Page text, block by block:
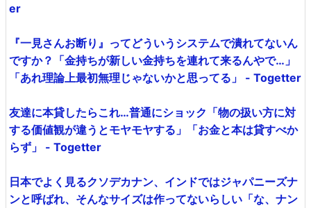
er
『一見さんお断り』ってどういうシステムで潰れてないん
ですか？「金持ちが新しい金持ちを連れて来るんやで…」
「あれ理論上最初無理じゃないかと思ってる」 - Togetter
友達に本貸したらこれ…普通にショック「物の扱い方に対
する価値観が違うとモヤモヤする」「お金と本は貸すべか
らず」 - Togetter
日本でよく見るクソデカナン、インドではジャパニーズナ
ンと呼ばれ、そんなサイズは作ってないらしい「な、ナン